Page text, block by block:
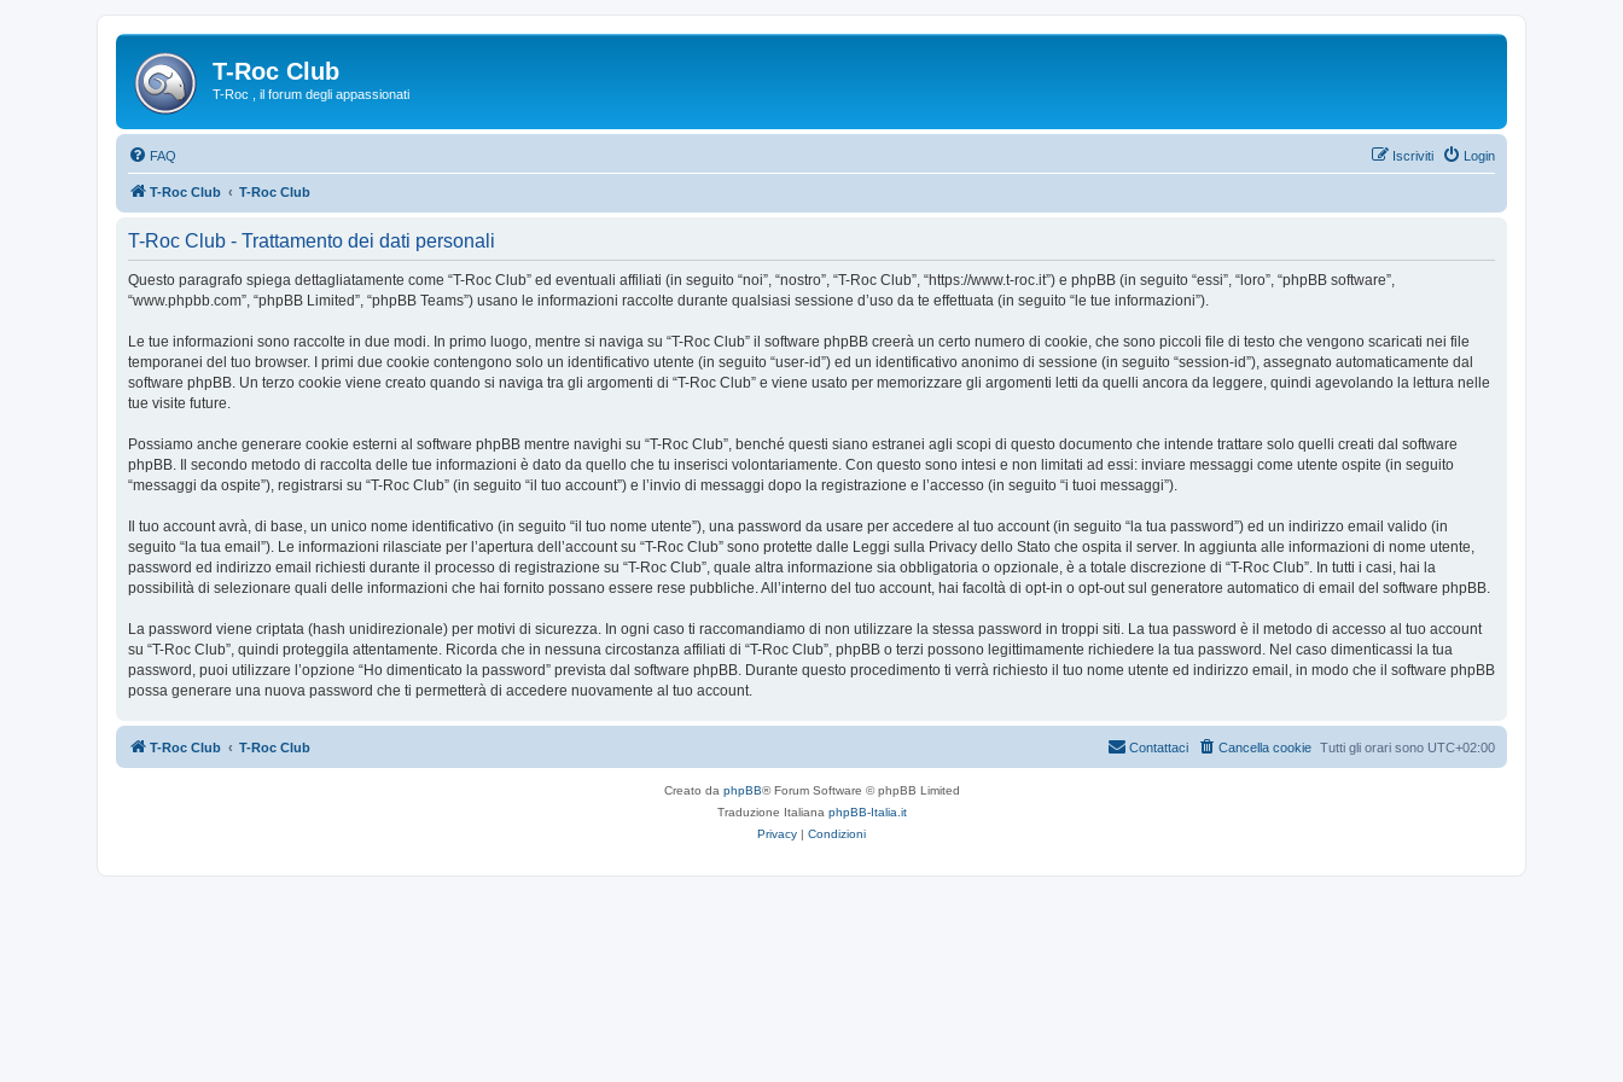
T-Roc Club
T-Roc , il forum degli appassionati
FAQ Login
Iscriviti
T-Roc Club T-Roc Club
T-Roc Club - Trattamento dei dati personali
Questo paragrafo spiega dettagliatamente come “T-Roc Club” ed eventuali affiliati (in seguito “noi”, “nostro”, “T-Roc Club”, “https://www.t-roc.it”) e phpBB (in seguito “essi”, “loro”, “phpBB software”,
“www.phpbb.com”, “phpBB Limited”, “phpBB Teams”) usano le informazioni raccolte durante qualsiasi sessione d’uso da te effettuata (in seguito “le tue informazioni”).
Le tue informazioni sono raccolte in due modi. In primo luogo, mentre si naviga su “T-Roc Club” il software phpBB creerà un certo numero di cookie, che sono piccoli file di testo che vengono scaricati nei file
temporanei del tuo browser. I primi due cookie contengono solo un identificativo utente (in seguito “user-id”) ed un identificativo anonimo di sessione (in seguito “session-id”), assegnato automaticamente dal
software phpBB. Un terzo cookie viene creato quando si naviga tra gli argomenti di “T-Roc Club” e viene usato per memorizzare gli argomenti letti da quelli ancora da leggere, quindi agevolando la lettura nelle
tue visite future.
Possiamo anche generare cookie esterni al software phpBB mentre navighi su “T-Roc Club”, benché questi siano estranei agli scopi di questo documento che intende trattare solo quelli creati dal software
phpBB. Il secondo metodo di raccolta delle tue informazioni è dato da quello che tu inserisci volontariamente. Con questo sono intesi e non limitati ad essi: inviare messaggi come utente ospite (in seguito
“messaggi da ospite”), registrarsi su “T-Roc Club” (in seguito “il tuo account”) e l’invio di messaggi dopo la registrazione e l’accesso (in seguito “i tuoi messaggi”).
Il tuo account avrà, di base, un unico nome identificativo (in seguito “il tuo nome utente”), una password da usare per accedere al tuo account (in seguito “la tua password”) ed un indirizzo email valido (in
seguito “la tua email”). Le informazioni rilasciate per l’apertura dell’account su “T-Roc Club” sono protette dalle Leggi sulla Privacy dello Stato che ospita il server. In aggiunta alle informazioni di nome utente,
password ed indirizzo email richiesti durante il processo di registrazione su “T-Roc Club”, quale altra informazione sia obbligatoria o opzionale, è a totale discrezione di “T-Roc Club”. In tutti i casi, hai la
possibilità di selezionare quali delle informazioni che hai fornito possano essere rese pubbliche. All’interno del tuo account, hai facoltà di opt-in o opt-out sul generatore automatico di email del software phpBB.
La password viene criptata (hash unidirezionale) per motivi di sicurezza. In ogni caso ti raccomandiamo di non utilizzare la stessa password in troppi siti. La tua password è il metodo di accesso al tuo account
su “T-Roc Club”, quindi proteggila attentamente. Ricorda che in nessuna circostanza affiliati di “T-Roc Club”, phpBB o terzi possono legittimamente richiedere la tua password. Nel caso dimenticassi la tua
password, puoi utilizzare l’opzione “Ho dimenticato la password” prevista dal software phpBB. Durante questo procedimento ti verrà richiesto il tuo nome utente ed indirizzo email, in modo che il software phpBB
possa generare una nuova password che ti permetterà di accedere nuovamente al tuo account.
T-Roc Club T-Roc Club Tutti gli orari sono UTC+02:00
Cancella cookie
Contattaci
Creato da phpBB® Forum Software © phpBB Limited
Traduzione Italiana phpBB-Italia.it
Privacy | Condizioni